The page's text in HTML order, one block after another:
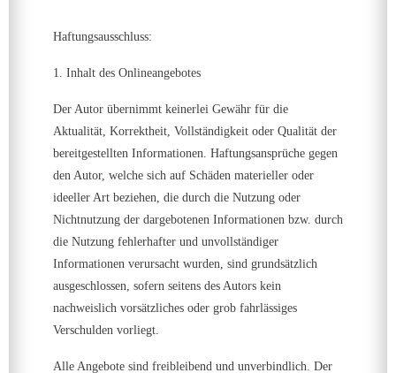
Haftungsausschluss:
1. Inhalt des Onlineangebotes
Der Autor übernimmt keinerlei Gewähr für die
Aktualität, Korrektheit, Vollständigkeit oder Qualität der
bereitgestellten Informationen. Haftungsansprüche gegen
den Autor, welche sich auf Schäden materieller oder
ideeller Art beziehen, die durch die Nutzung oder
Nichtnutzung der dargebotenen Informationen bzw. durch
die Nutzung fehlerhafter und unvollständiger
Informationen verursacht wurden, sind grundsätzlich
ausgeschlossen, sofern seitens des Autors kein
nachweislich vorsätzliches oder grob fahrlässiges
Verschulden vorliegt.
Alle Angebote sind freibleibend und unverbindlich. Der